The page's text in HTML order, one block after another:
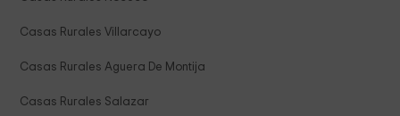
Casas Rurales Villarcayo
Casas Rurales Aguera De Montija
Casas Rurales Salazar